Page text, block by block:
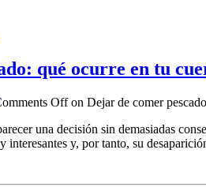
qué ocurre en tu
Offon Dejar de comer
una decisión sin demasiadas
interesantes y, por tanto, su